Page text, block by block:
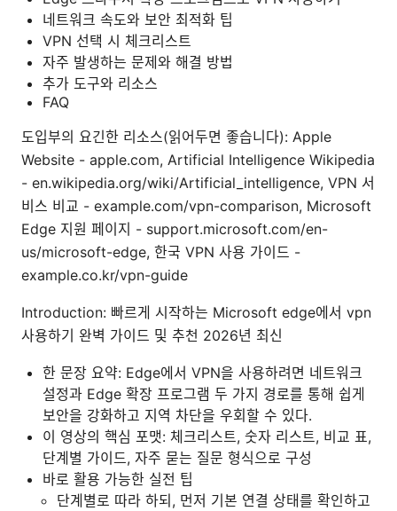
네트워크 속도와 보안 최적화 팁
VPN 선택 시 체크리스트
자주 발생하는 문제와 해결 방법
추가 도구와 리소스
FAQ
도입부의 요긴한 리소스(읽어두면 좋습니다): Apple
Website - apple.com, Artificial Intelligence Wikipedia
- en.wikipedia.org/wiki/Artificial_intelligence, VPN 서
비스 비교 - example.com/vpn-comparison, Microsoft
Edge 지원 페이지 - support.microsoft.com/en-
us/microsoft-edge, 한국 VPN 사용 가이드 -
example.co.kr/vpn-guide
Introduction: 빠르게 시작하는 Microsoft edge에서 vpn
사용하기 완벽 가이드 및 추천 2026년 최신
한 문장 요약: Edge에서 VPN을 사용하려면 네트워크
설정과 Edge 확장 프로그램 두 가지 경로를 통해 쉽게
보안을 강화하고 지역 차단을 우회할 수 있다.
이 영상의 핵심 포맷: 체크리스트, 숫자 리스트, 비교 표,
단계별 가이드, 자주 묻는 질문 형식으로 구성
바로 활용 가능한 실전 팁
단계별로 따라 하되, 먼저 기본 연결 상태를 확인하고